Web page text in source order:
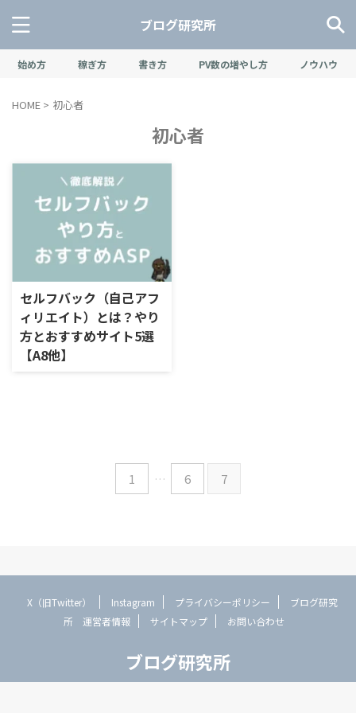
ブログ研究所
始め方 稼ぎ方 書き方 PV数の増やし方 ノウハウ
HOME > 初心者
初心者
セルフバック（自己アフ
ィリエイト）とは？やり
方とおすすめサイト5選
【A8他】
1 … 6 7
X（旧Twitter） Instagram プライバシーポリシー
ブログ研究
所 運営者情報
サイトマップ お問い合わせ
ブログ研究所